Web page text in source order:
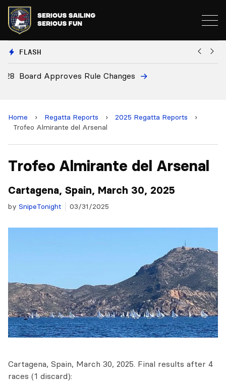
FLASH
Board Approves Rule Changes
Home › Regatta Reports › 2025 Regatta Reports
›
Trofeo Almirante del Arsenal
Trofeo Almirante del Arsenal
Cartagena, Spain, March 30, 2025
by SnipeTonight 03/31/2025
Cartagena, Spain, March 30, 2025. Final results after 4
races (1 discard):